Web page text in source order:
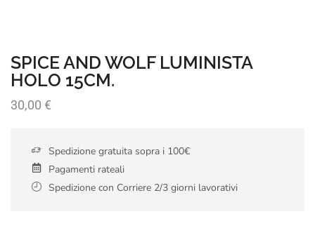
SPICE AND WOLF LUMINISTA
HOLO 15CM.
30,00 €
Spedizione gratuita sopra i 100€
Pagamenti rateali
Spedizione con Corriere 2/3 giorni lavorativi